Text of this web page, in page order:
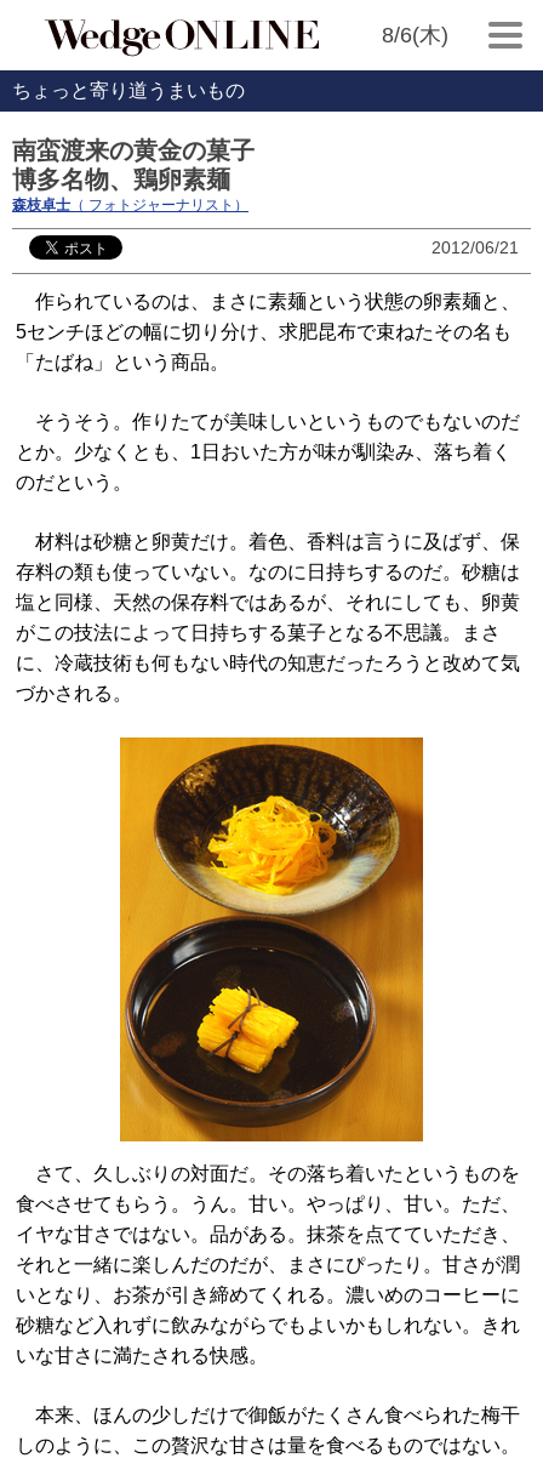
8/6(木)
ちょっと寄り道うまいもの
南蛮渡来の黄金の菓子
博多名物、鶏卵素麺
森枝卓士 （ フォトジャーナリスト）
2012/06/21
作られているのは、まさに素麺という状態の卵素麺と、
5センチほどの幅に切り分け、求肥昆布で束ねたその名も
「たばね」という商品。
そうそう。作りたてが美味しいというものでもないのだ
とか。少なくとも、1日おいた方が味が馴染み、落ち着く
のだという。
材料は砂糖と卵黄だけ。着色、香料は言うに及ばず、保
存料の類も使っていない。なのに日持ちするのだ。砂糖は
塩と同様、天然の保存料ではあるが、それにしても、卵黄
がこの技法によって日持ちする菓子となる不思議。まさ
に、冷蔵技術も何もない時代の知恵だったろうと改めて気
づかされる。
さて、久しぶりの対面だ。その落ち着いたというものを
食べさせてもらう。うん。甘い。やっぱり、甘い。ただ、
イヤな甘さではない。品がある。抹茶を点てていただき、
それと一緒に楽しんだのだが、まさにぴったり。甘さが潤
いとなり、お茶が引き締めてくれる。濃いめのコーヒーに
砂糖など入れずに飲みながらでもよいかもしれない。きれ
いな甘さに満たされる快感。
本来、ほんの少しだけで御飯がたくさん食べられた梅干
しのように、この贅沢な甘さは量を食べるものではない。